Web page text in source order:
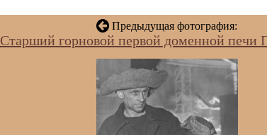
Предыдущая фотография:
Старший горновой первой доменной